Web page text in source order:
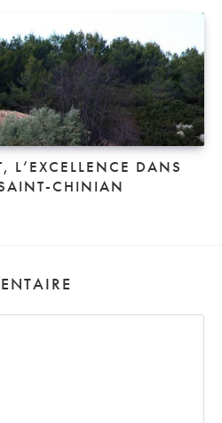
L’EXCELLENCE DANS
CHINIAN